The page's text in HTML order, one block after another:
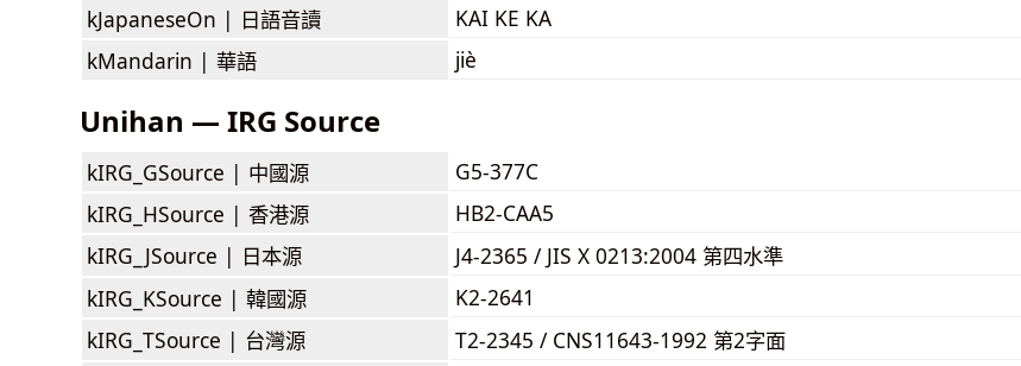
kJapaneseOn | 日語音讀
KAI KE KA
kMandarin | 華語 jiè
Unihan — IRG Source
kIRG_GSource | 中國源
G5-377C
kIRG_HSource | 香港源
HB2-CAA5
kIRG_JSource | 日本源
J4-2365 / JIS X 0213:2004 第四水準
kIRG_KSource | 韓國源
K2-2641
kIRG_TSource | 台灣源
T2-2345 / CNS11643-1992 第2字面